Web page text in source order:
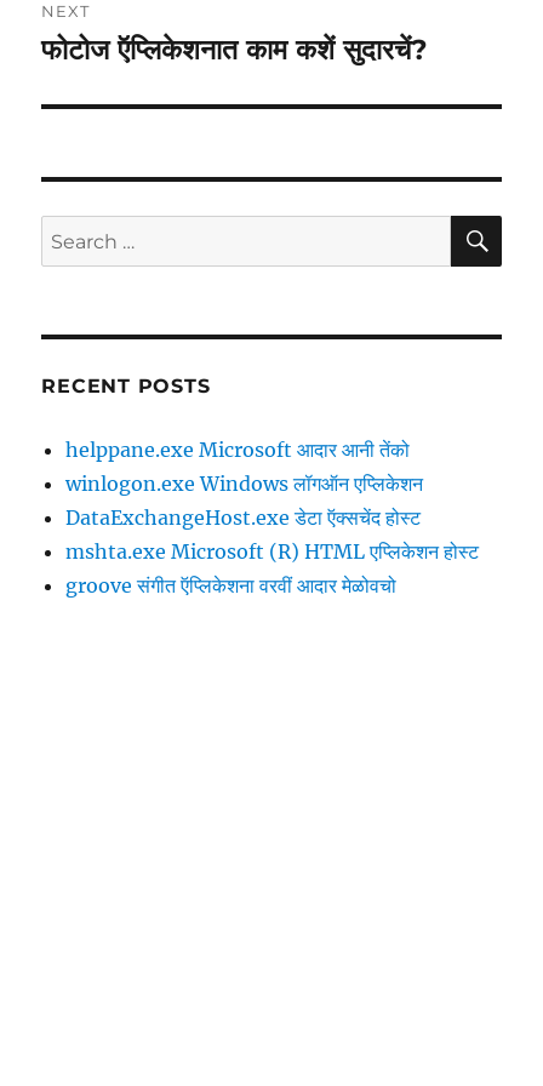
NEXT
Next
फोटोज ऍप्लिकेशनात काम कशें सुदारचें?
Search
for:
RECENT POSTS
helppane.exe Microsoft आदार आनी तेंको
winlogon.exe Windows लॉगऑन एप्लिकेशन
DataExchangeHost.exe डेटा ऍक्सचेंद होस्ट
mshta.exe Microsoft (R) HTML एप्लिकेशन होस्ट
groove संगीत ऍप्लिकेशना वरवीं आदार मेळोवचो